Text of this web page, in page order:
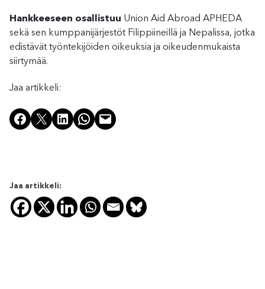
Hankkeeseen osallistuu Union Aid Abroad APHEDA
sekä sen kumppanijärjestöt Filippiineillä ja Nepalissa, jotka
edistävät työntekijöiden oikeuksia ja oikeudenmukaista
siirtymää.
Jaa artikkeli:
Share on Facebook
Share on X Share on LinkedIn
Share on WhatsApp
Email this Page
Jaa artikkeli: